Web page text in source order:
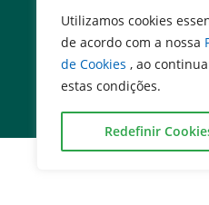
Utilizamos cookies
de acordo com a nossa
de Cookies , ao
estas condições.
Redefinir